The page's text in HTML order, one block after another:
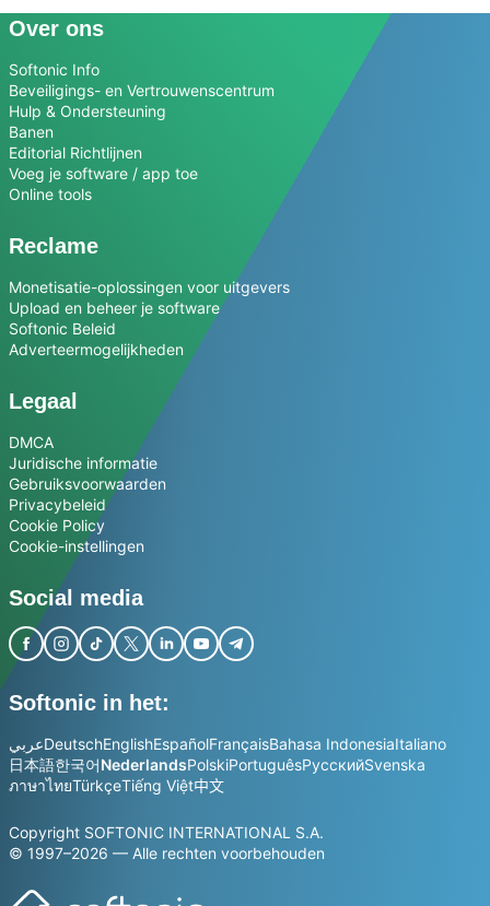
Over ons
Softonic Info
Beveiligings- en Vertrouwenscentrum
Hulp & Ondersteuning
Banen
Editorial Richtlijnen
Voeg je software / app toe
Online tools
Reclame
Monetisatie-oplossingen voor uitgevers
Upload en beheer je software
Softonic Beleid
Adverteermogelijkheden
Legaal
DMCA
Juridische informatie
Gebruiksvoorwaarden
Privacybeleid
Cookie Policy
Cookie-instellingen
Social media
Softonic in het:
عربيDeutschEnglishEspañolFrançaisBahasa IndonesiaItaliano
日本語한국어NederlandsPolskiPortuguêsРусскийSvenska
ภาษาไทยTürkçeTiếng Việt中文
Copyright SOFTONIC INTERNATIONAL S.A.
© 1997–2026 — Alle rechten voorbehouden